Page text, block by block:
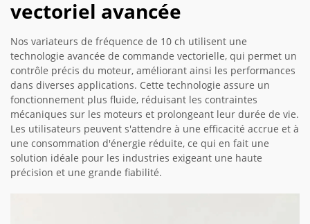
vectoriel avancée
Nos variateurs de fréquence de 10 ch utilisent une
technologie avancée de commande vectorielle, qui permet un
contrôle précis du moteur, améliorant ainsi les performances
dans diverses applications. Cette technologie assure un
fonctionnement plus fluide, réduisant les contraintes
mécaniques sur les moteurs et prolongeant leur durée de vie.
Les utilisateurs peuvent s'attendre à une efficacité accrue et à
une consommation d'énergie réduite, ce qui en fait une
solution idéale pour les industries exigeant une haute
précision et une grande fiabilité.